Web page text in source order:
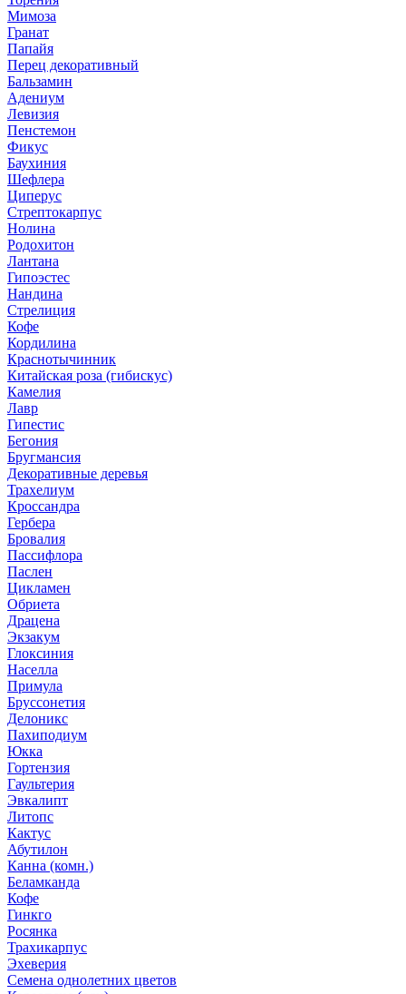
Мимоза
Гранат
Папайя
Перец декоративный
Бальзамин
Адениум
Левизия
Пенстемон
Фикус
Баухиния
Шефлера
Циперус
Стрептокарпус
Нолина
Родохитон
Лантана
Гипоэстес
Нандина
Стрелиция
Кофе
Кордилина
Краснотычинник
Китайская роза (гибискус)
Камелия
Лавр
Гипестис
Бегония
Бругмансия
Декоративные деревья
Трахелиум
Кроссандра
Гербера
Бровалия
Пассифлора
Паслен
Цикламен
Обриета
Драцена
Экзакум
Глоксиния
Населла
Примула
Бруссонетия
Делоникс
Пахиподиум
Юкка
Гортензия
Гаультерия
Эвкалипт
Литопс
Кактус
Абутилон
Канна (комн.)
Беламканда
Кофе
Гинкго
Росянка
Трахикарпус
Эхеверия
Семена однолетних цветов